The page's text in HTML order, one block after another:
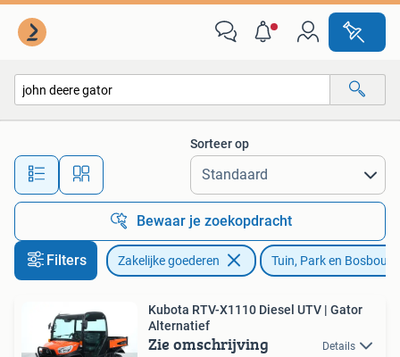
Alle afstanden…
Sorteer op
Bewaar je zoekopdracht
Filters Zakelijke goederen Tuin, Park en Bosbouw
Kubota RTV-X1110 Diesel UTV | Gator
Alternatief
Zie omschrijving Details